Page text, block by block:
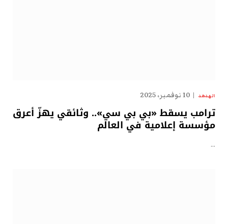
الهدهد 10 نوفمبر، 2025
ترامب يسقط «بي بي سي».. وثائقي يهزّ أعرق
مؤسسة إعلامية في العالم
…